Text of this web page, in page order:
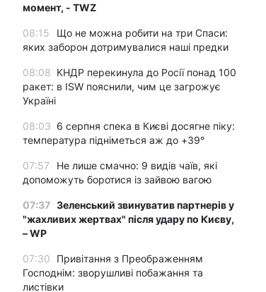
момент, - TWZ
08:15
Що не можна робити на три Спаси:
яких заборон дотримувалися наші предки
08:08 КНДР перекинула до Росії понад 100
ракет: в ISW пояснили, чим це загрожує
Україні
08:03 6 серпня спека в Києві досягне піку:
температура підніметься аж до +39°
07:57
Не лише смачно: 9 видів чаїв, які
допоможуть боротися із зайвою вагою
07:37 Зеленський звинуватив партнерів у
"жахливих жертвах" після удару по Києву,
– WP
07:30
Привітання з Преображенням
Господнім: зворушливі побажання та
листівки